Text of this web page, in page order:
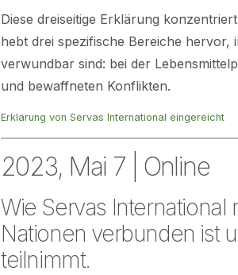
Diese dreiseitige Erklärung
hebt drei spezifische Bereiche hervor,
verwundbar sind: bei der
und bewaffneten Konflikten.
Erklärung von Servas International eingereicht
2023, Mai 7 | Online
Wie Servas International
Nationen verbunden ist
teilnimmt.